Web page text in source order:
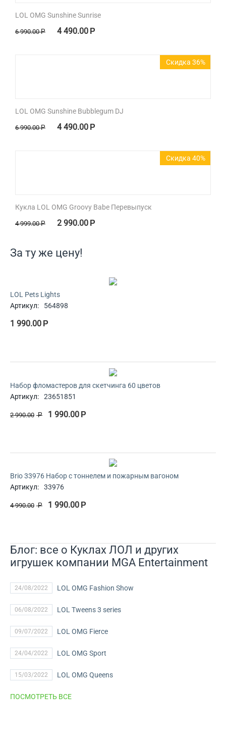
LOL OMG Sunshine Sunrise
6 990.00 Р 4 490.00 Р
Скидка 36%
LOL OMG Sunshine Bubblegum DJ
6 990.00 Р 4 490.00 Р
Скидка 40%
Кукла LOL OMG Groovy Babe Перевыпуск
4 999.00 Р 2 990.00 Р
За ту же цену!
LOL Pets Lights
Артикул:
564898
1 990.00 Р
Набор фломастеров для скетчинга 60 цветов
Артикул:
23651851
2 990.00 Р 1 990.00 Р
Brio 33976 Набор с тоннелем и пожарным вагоном
Артикул:
33976
4 990.00 Р 1 990.00 Р
Блог: все о Куклах ЛОЛ и других
игрушек компании MGA Entertainment
24/08/2022 LOL OMG Fashion Show
06/08/2022 LOL Tweens 3 series
09/07/2022 LOL OMG Fierce
24/04/2022 LOL OMG Sport
15/03/2022 LOL OMG Queens
ПОСМОТРЕТЬ ВСЕ